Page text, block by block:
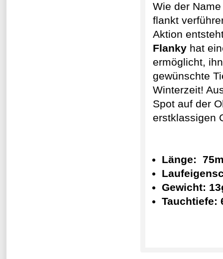
Wie der
flankt
Aktion
Flanky hat
ermöglicht,
gewünschte
Winterzeit!
Spot auf der
erstklassigen
Länge:
Gewicht:
Tauchtiefe: